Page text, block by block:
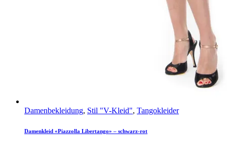
Damenbekleidung, Stil "V-Kleid", Tangokleider
Damenkleid «Piazzolla Libertango» – schwarz-rot